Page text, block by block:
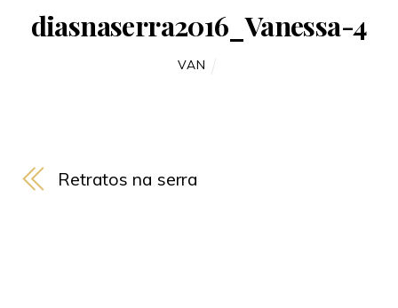
diasnaserra2016_Vanessa-4
VAN
Retratos na serra